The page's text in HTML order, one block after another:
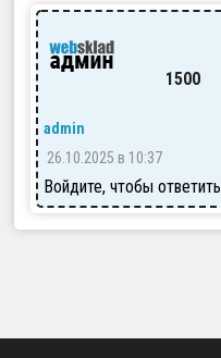
admin
26.10.2025 в 10:37
1500
Войдите, чтобы ответить